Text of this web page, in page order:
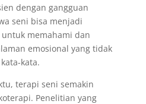
dengan gangguan
seni bisa menjadi
memahami dan
emosional yang tidak
kata.
terapi seni semakin
Penelitian yang